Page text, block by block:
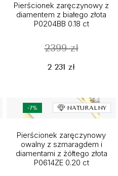
Pierścionek zaręczynowy z
diamentem z białego złota
P0204BB 0.18 ct
2399 zł
2 231 zł
-7% NATURALNY
Pierścionek zaręczynowy
owalny z szmaragdem i
diamentami z żółtego złota
P0614ZE 0.20 ct